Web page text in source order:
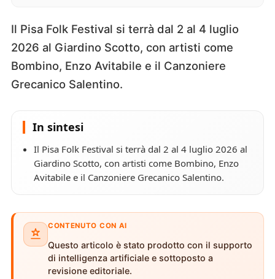
Il Pisa Folk Festival si terrà dal 2 al 4 luglio
2026 al Giardino Scotto, con artisti come
Bombino, Enzo Avitabile e il Canzoniere
Grecanico Salentino.
In sintesi
Il Pisa Folk Festival si terrà dal 2 al 4 luglio 2026 al
Giardino Scotto, con artisti come Bombino, Enzo
Avitabile e il Canzoniere Grecanico Salentino.
CONTENUTO CON AI
Questo articolo è stato prodotto con il supporto
di intelligenza artificiale e sottoposto a
revisione editoriale.